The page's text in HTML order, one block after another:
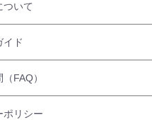
ついて
イド
FAQ）
ポリシー